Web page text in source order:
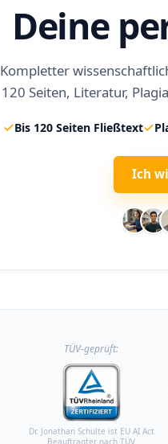
Deine
Kompletter
120 Seiten, Literatur,
Bis 120 Seiten Fließtext
Ich
TÜV-geprüft:
Dr. Jonathan Schulte ist EU AI Act
Beauftragter nach TÜV